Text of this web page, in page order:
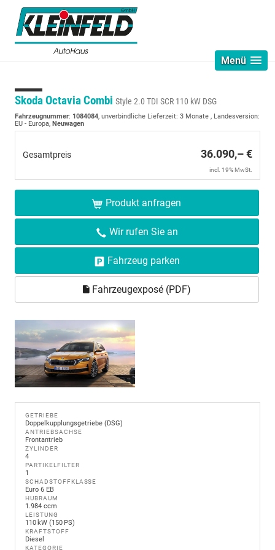
Menü
Skoda Octavia Combi Style 2.0 TDI SCR 110 kW DSG
Fahrzeugnummer: 1084084, unverbindliche Lieferzeit: 3 Monate , Landesversion:
EU - Europa, Neuwagen
Gesamtpreis 36.090,– €
incl. 19% MwSt.
Produkt anfragen
Wir rufen Sie an
Fahrzeug parken
Fahrzeugexposé (PDF)
GETRIEBE
Doppelkupplungsgetriebe (DSG)
ANTRIEBSACHSE
Frontantrieb
ZYLINDER
4
PARTIKELFILTER
1
SCHADSTOFFKLASSE
Euro 6 EB
HUBRAUM
1.984 ccm
LEISTUNG
110 kW (150 PS)
KRAFTSTOFF
Diesel
KATEGORIE